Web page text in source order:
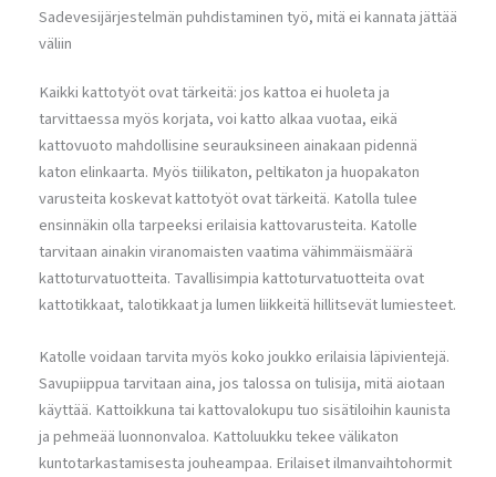
Sadevesijärjestelmän puhdistaminen työ, mitä ei kannata jättää
väliin
Kaikki kattotyöt ovat tärkeitä: jos kattoa ei huoleta ja
tarvittaessa myös korjata, voi katto alkaa vuotaa, eikä
kattovuoto mahdollisine seurauksineen ainakaan pidennä
katon elinkaarta. Myös tiilikaton, peltikaton ja huopakaton
varusteita koskevat kattotyöt ovat tärkeitä. Katolla tulee
ensinnäkin olla tarpeeksi erilaisia kattovarusteita. Katolle
tarvitaan ainakin viranomaisten vaatima vähimmäismäärä
kattoturvatuotteita. Tavallisimpia kattoturvatuotteita ovat
kattotikkaat, talotikkaat ja lumen liikkeitä hillitsevät lumiesteet.
Katolle voidaan tarvita myös koko joukko erilaisia läpivientejä.
Savupiippua tarvitaan aina, jos talossa on tulisija, mitä aiotaan
käyttää. Kattoikkuna tai kattovalokupu tuo sisätiloihin kaunista
ja pehmeää luonnonvaloa. Kattoluukku tekee välikaton
kuntotarkastamisesta jouheampaa. Erilaiset ilmanvaihtohormit